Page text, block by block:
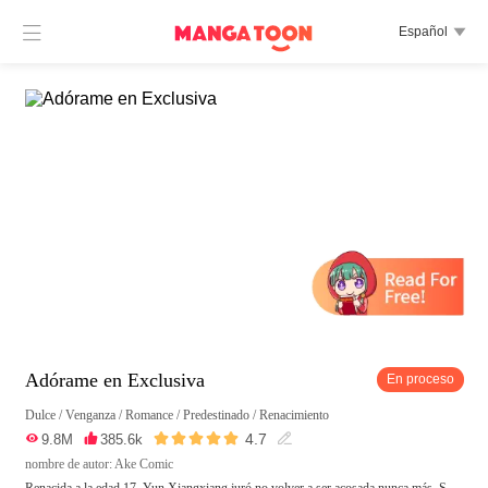
 Español 
Adórame en Exclusiva En proceso
Dulce /Venganza /Romance /Predestinado /Renacimiento
 9.8M 385.6k  4.7 
nombre de autor: Ake Comic